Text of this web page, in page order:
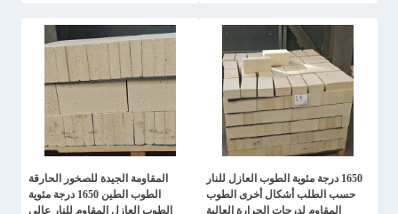
1650 درجة مئوية الطوب العازل للنار
حسب الطلب أشكال أخرى الطوب
المقاوم لدرجات الحرارة العالية
المقاومة الجيدة للصخور الحارقة
الطوب الطين 1650 درجة مئوية
الطوب العازل المقاوم للنار عالي